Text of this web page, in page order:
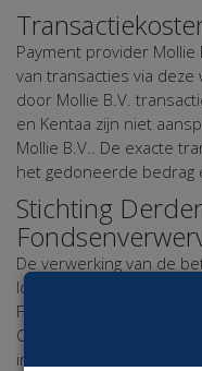
Payment provider Mollie
van transacties via
door Mollie B.V.
en Kentaa zijn niet
Mollie B.V.. De exacte
het gedoneerde bedrag
Stichting
De verwerking van de
loopt via de Stichting
Fondsenverwerving, Kvk
Online
inkomsten en stort deze